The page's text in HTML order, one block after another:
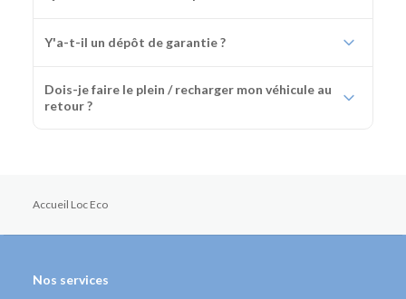
Y'a-t-il un dépôt de garantie ?
Dois-je faire le plein / recharger mon véhicule au
retour ?
Accueil Loc Eco
Nos services